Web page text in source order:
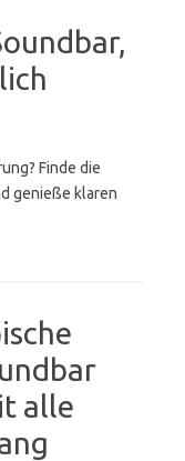
Finde die
genieße klaren
alle